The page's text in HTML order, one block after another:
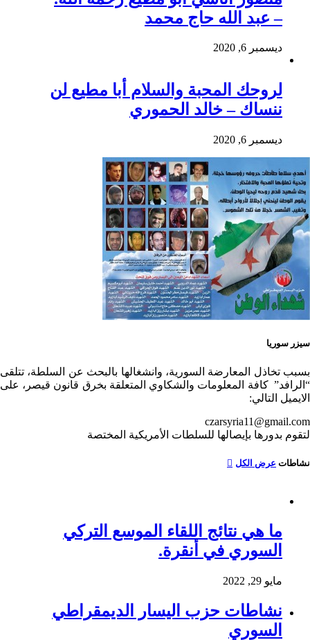
– عبد الله حاج محمد
ديسمبر 6, 2020
لروحك المحبة والسلام أبا مطيع لن
ننساك – خالد الحموري
ديسمبر 6, 2020
سيزر سوريا
بسبب تخاذل المعارضة السورية، وانشغالها بالبحث عن السلطة، تتلقى
“الرافد” كافة المعلومات والشكاوي المتعلقة بخرق قانون قيصر، على
الايميل التالي:
czarsyria11@gmail.com
لتقوم بدورها بإيصالها للسلطات الأمريكية المختصة
نشاطات عرض الكل
ما هي نتائج اللقاء الموسع التركي
السوري في أنقرة.
مايو 29, 2022
نشاطات حزب اليسار الديمقراطي
السوري